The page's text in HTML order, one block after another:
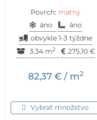
Povrch: matný
áno
áno
obvykle 1-3 týždne
3.34 m2 275,10 €
82,37 €/ m2
Vybrať množstvo